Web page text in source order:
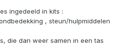
ingedeeld in kits :
, steun/hulpmiddelen
die dan weer samen in een tas